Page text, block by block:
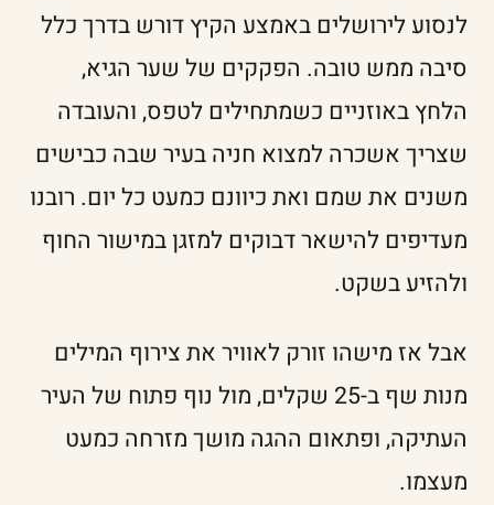
לנסוע לירושלים באמצע הקיץ דורש בדרך כלל
סיבה ממש טובה. הפקקים של שער הגיא,
הלחץ באוזניים כשמתחילים לטפס, והעובדה
שצריך אשכרה למצוא חניה בעיר שבה כבישים
משנים את שמם ואת כיוונם כמעט כל יום. רובנו
מעדיפים להישאר דבוקים למזגן במישור החוף
ולהזיע בשקט.
אבל אז מישהו זורק לאוויר את צירוף המילים
מנות שף ב-25 שקלים, מול נוף פתוח של העיר
העתיקה, ופתאום ההגה מושך מזרחה כמעט
מעצמו.